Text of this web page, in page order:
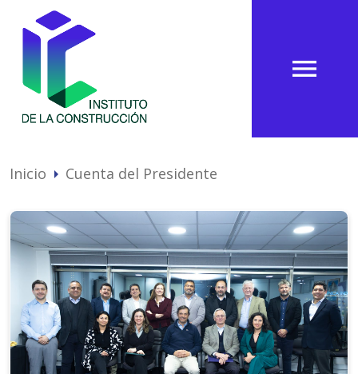
menu
Inicio arrow_right Cuenta del Presidente